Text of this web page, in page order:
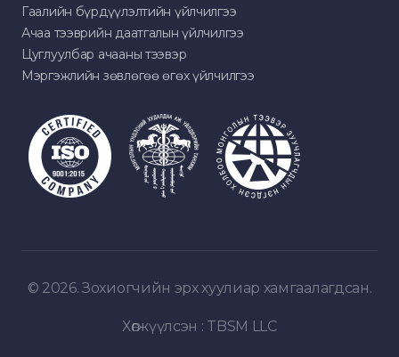
Гаалийн бүрдүүлэлтийн үйлчилгээ
Ачаа тээврийн даатгалын үйлчилгээ
Цуглуулбар ачааны тээвэр
Мэргэжлийн зөвлөгөө өгөх үйлчилгээ
© 2026. Зохиогчийн эрх хуулиар хамгаалагдсан.
Хөгжүүлсэн : TBSM LLC